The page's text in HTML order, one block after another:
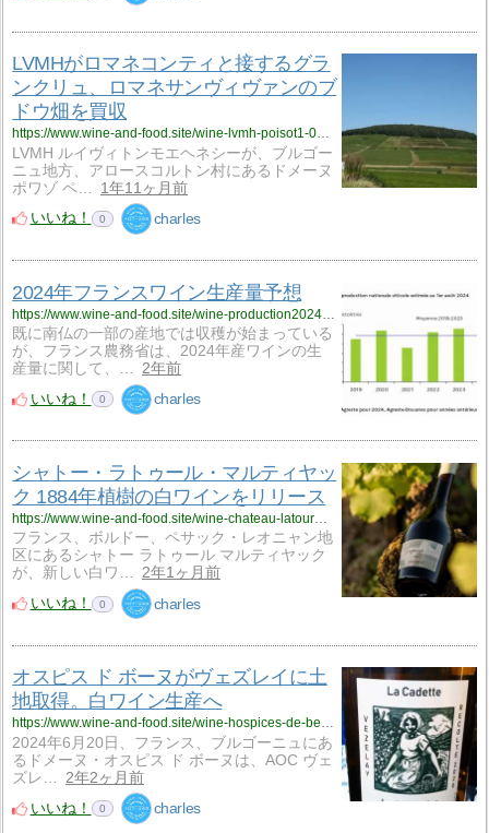
LVMHがロマネコンティと接するグラ
ンクリュ、ロマネサンヴィヴァンのブ
ドウ畑を買収
https://www.wine-and-food.site/wine-lvmh-poisot1-000924/
LVMH ルイヴィトンモエヘネシーが、ブルゴー
ニュ地方、アロースコルトン村にあるドメーヌ
ポワゾ ペ…
1年11ヶ月前
いいね！
0 charles
2024年フランスワイン生産量予想
既に南仏の一部の産地では収穫が始まっている
が、フランス農務省は、2024年産ワインの生
産量に関して、…
2年前
いいね！
0 charles
シャトー・ラトゥール・マルティヤッ
ク 1884年植樹の白ワインをリリース
https://www.wine-and-food.site/wine-chateau-latourmartillac1-000724/
フランス、ボルドー、ペサック・レオニャン地
区にあるシャトー ラトゥール マルティヤック
が、新しい白ワ…
2年1ヶ月前
いいね！
0 charles
オスピス ド ボーヌがヴェズレイに土
地取得。白ワイン生産へ
https://www.wine-and-food.site/wine-hospices-de-beaune-vezelay-000624/
2024年6月20日、フランス、ブルゴーニュにあ
るドメーヌ・オスピス ド ボーヌは、AOC ヴェ
ズレ…
2年2ヶ月前
いいね！
0 charles